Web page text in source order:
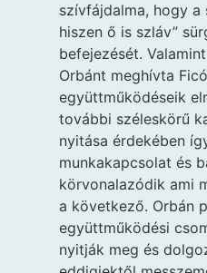
szívfájdalma, hogy
hiszen ő is szláv”
befejezését.
Orbánt meghívta
együttműködéseik
további széleskörű
nyitása érdekében
munkakapcsolat és
körvonalazódik ami
a következő. Orbán
együttműködési
nyitják meg és